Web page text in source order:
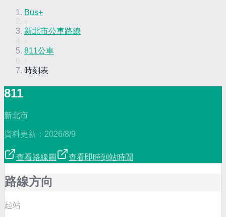
Bus+
新北市公車路線
811公車
時刻表
811
新北市
資料更新： 2026/8/9
查看路線圖 查看即時到站時間
路線方向
起站